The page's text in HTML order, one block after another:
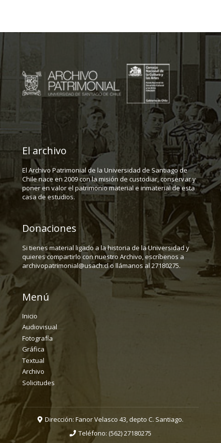
El archivo
El Archivo Patrimonial de la Universidad de Santiago de
Chile nace en 2009 con la misión de custodiar, conservar y
poner en valor el patrimonio material e inmaterial de esta
casa de estudios.
Donaciones
Si tienes material ligado a la historia de la Universidad y
quieres compartirlo con nuestro Archivo, escríbenos a
archivopatrimonial@usach.cl o llámanos al 27180275.
Menú
Inicio
Audiovisual
Fotografía
Gráfica
Textual
Archivo
Solicitudes
Dirección: Fanor Velasco 43, depto C. Santiago.
Teléfono: (562) 27180275